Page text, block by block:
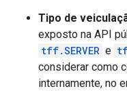
Tipo de
exposto na API
tff.SERVER e
considerar como
internamente, no